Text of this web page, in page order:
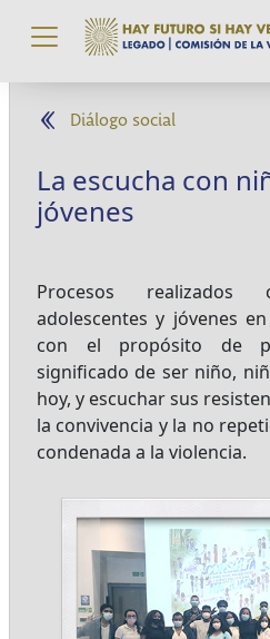
Pasar al contenido principal
Diálogo social
La escucha con
jóvenes
Procesos
adolescentes y jóvenes
con el propósito de
significado de ser niño,
hoy, y escuchar sus
la convivencia y la no
condenada a la violencia.